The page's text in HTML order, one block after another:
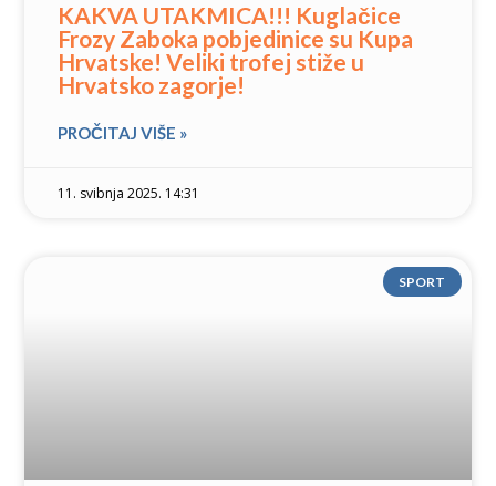
KAKVA UTAKMICA!!! Kuglačice
Frozy Zaboka pobjedinice su Kupa
Hrvatske! Veliki trofej stiže u
Hrvatsko zagorje!
PROČITAJ VIŠE »
11. svibnja 2025. 14:31
SPORT